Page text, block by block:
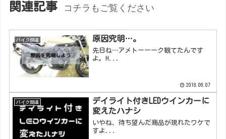
関連記事 コチラもご覧ください
バイク関連 原因究明…。
先日ね…アメトーーーク観てたんです
よ。H...
2018.06.07
バイク関連
デイライト付きLEDウインカーに
変えたハナシ
いやね、待ち望んだ商品が現れたワケで
すよ...